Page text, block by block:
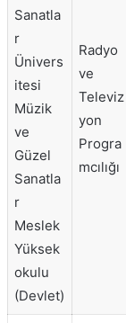
Sanatla
r
Ünivers
itesi
Müzik
ve
Güzel
Sanatla
r
Meslek
Yüksek
okulu
(Devlet)
Radyo
ve
Televiz
yon
Progra
mcılığı